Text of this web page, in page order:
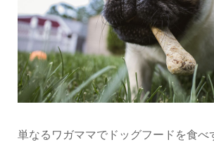
単なるワガママでドッグフードを食べ